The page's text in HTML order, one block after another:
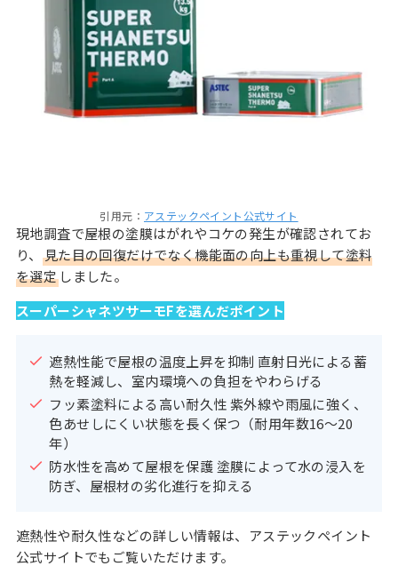
引用元： アステックペイント公式サイト
現地調査で屋根の塗膜はがれやコケの発生が確認されてお
り、 見た目の回復だけでなく機能面の向上も重視して塗料
を選定 しました。
スーパーシャネツサーモFを選んだポイント
遮熱性能で屋根の温度上昇を抑制 直射日光による蓄
熱を軽減し、室内環境への負担をやわらげる
フッ素塗料による高い耐久性 紫外線や雨風に強く、
色あせしにくい状態を長く保つ（耐用年数16〜20
年）
防水性を高めて屋根を保護 塗膜によって水の浸入を
防ぎ、屋根材の劣化進行を抑える
遮熱性や耐久性などの詳しい情報は、アステックペイント
公式サイトでもご覧いただけます。